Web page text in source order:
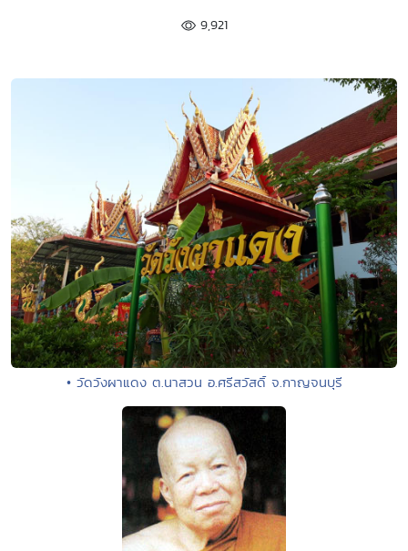
9,921
• วัดวังผาแดง ต.นาสวน อ.ศรีสวัสดิ์ จ.กาญจนบุรี